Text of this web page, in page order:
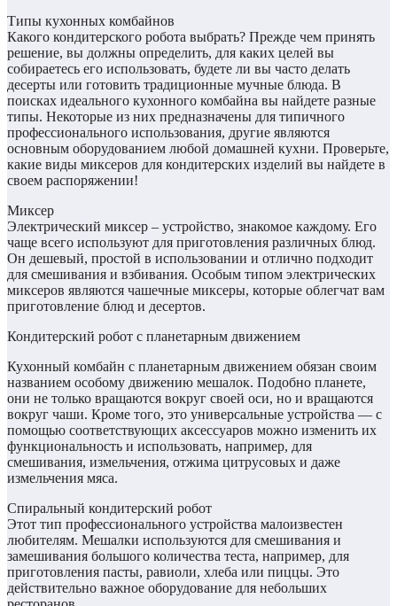
Типы кухонных комбайнов
Какого кондитерского робота выбрать? Прежде чем принять
решение, вы должны определить, для каких целей вы
собираетесь его использовать, будете ли вы часто делать
десерты или готовить традиционные мучные блюда. В
поисках идеального кухонного комбайна вы найдете разные
типы. Некоторые из них предназначены для типичного
профессионального использования, другие являются
основным оборудованием любой домашней кухни. Проверьте,
какие виды миксеров для кондитерских изделий вы найдете в
своем распоряжении!
Миксер
Электрический миксер – устройство, знакомое каждому. Его
чаще всего используют для приготовления различных блюд.
Он дешевый, простой в использовании и отлично подходит
для смешивания и взбивания. Особым типом электрических
миксеров являются чашечные миксеры, которые облегчат вам
приготовление блюд и десертов.
Кондитерский робот с планетарным движением
Кухонный комбайн с планетарным движением обязан своим
названием особому движению мешалок. Подобно планете,
они не только вращаются вокруг своей оси, но и вращаются
вокруг чаши. Кроме того, это универсальные устройства — с
помощью соответствующих аксессуаров можно изменить их
функциональность и использовать, например, для
смешивания, измельчения, отжима цитрусовых и даже
измельчения мяса.
Спиральный кондитерский робот
Этот тип профессионального устройства малоизвестен
любителям. Мешалки используются для смешивания и
замешивания большого количества теста, например, для
приготовления пасты, равиоли, хлеба или пиццы. Это
действительно важное оборудование для небольших